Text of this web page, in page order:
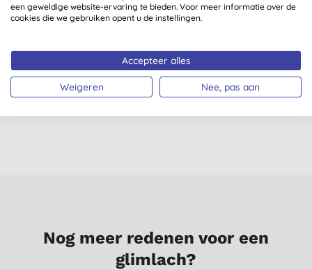
Salt of the Earth Pure
Aura Roll-On Melon &
Cucumber 75 ml
Salt of the Earth
Vetiver & Citrus Roll-
On Men 75 ml
(3)
Nog meer redenen voor een
glimlach?
een geweldige website-ervaring te bieden. Voor meer informatie over de
cookies die we gebruiken opent u de instellingen.
Accepteer alles
Weigeren Nee, pas aan